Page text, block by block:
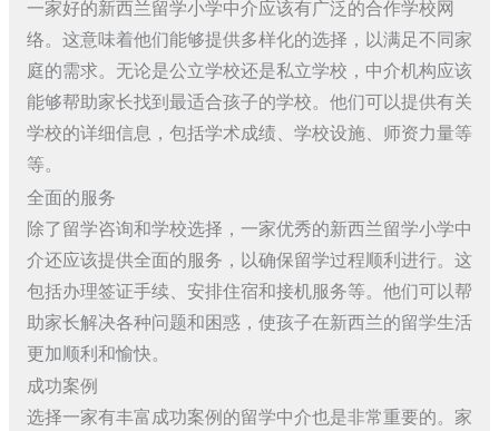
一家好的新西兰留学小学中介应该有广泛的合作学校网
络。这意味着他们能够提供多样化的选择，以满足不同家
庭的需求。无论是公立学校还是私立学校，中介机构应该
能够帮助家长找到最适合孩子的学校。他们可以提供有关
学校的详细信息，包括学术成绩、学校设施、师资力量等
等。
全面的服务
除了留学咨询和学校选择，一家优秀的新西兰留学小学中
介还应该提供全面的服务，以确保留学过程顺利进行。这
包括办理签证手续、安排住宿和接机服务等。他们可以帮
助家长解决各种问题和困惑，使孩子在新西兰的留学生活
更加顺利和愉快。
成功案例
选择一家有丰富成功案例的留学中介也是非常重要的。家